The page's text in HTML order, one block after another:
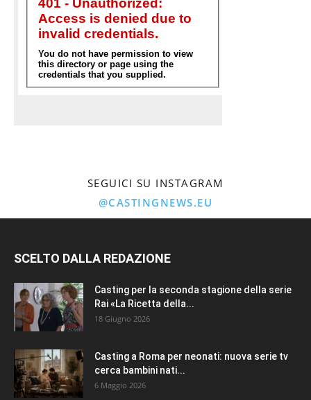
SEGUICI SU INSTAGRAM
@CASTINGNEWS.EU
SCELTO DALLA REDAZIONE
Casting per la seconda stagione della serie
Rai «La Ricetta della...
18 Giugno 2026
Casting a Roma per neonati: nuova serie tv
cerca bambini nati...
6 Maggio 2026